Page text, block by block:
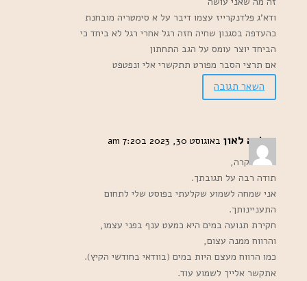
ודא’ג פלדנקרייז עצמו דיבר על א סימטריה מובחנת
כהעדפה בסגנון שחיה חזה רגל אחרי רגל לא ביחד כי
הביחד יוצר עומס על הגב התחתון
אם תרצי הסבר מפורט תתקשרי אלי ונפטפט
השאר תגובה
מילכה לאון באוגוסט 30, 2023 ב7:20 am
איריס יקרה,
תודה רבה על תגובתך.
אני שמחה לשמוע שקלעתי בפוסט שלי לתחום
התעניינותך.
חקירת תנועה במים היא כמעט ענף בפני עצמו,
והרווח ממנה עצום,
כמו הרווח מעצם היות במים (בוודאי בחודשי הקיץ).
אתקשר אלייך לשמוע עוד.